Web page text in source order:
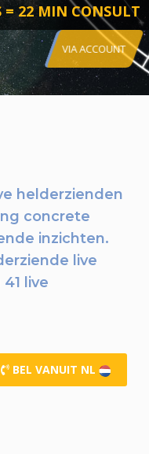
= 22 MIN CONSULT
VIA ACCOUNT
helderzienden
concrete
inzichten.
live
41 live
BEL VANUIT NL